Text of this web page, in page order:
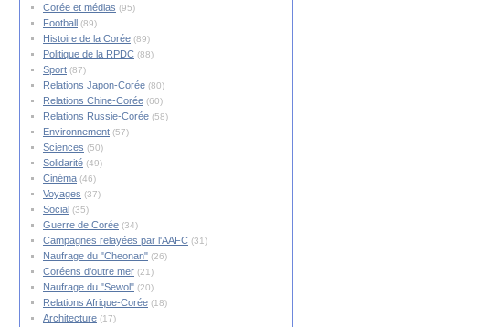
Corée et médias (95)
Football (89)
Histoire de la Corée (89)
Politique de la RPDC (88)
Sport (87)
Relations Japon-Corée (80)
Relations Chine-Corée (60)
Relations Russie-Corée (58)
Environnement (57)
Sciences (50)
Solidarité (49)
Cinéma (46)
Voyages (37)
Social (35)
Guerre de Corée (34)
Campagnes relayées par l'AAFC (31)
Naufrage du "Cheonan" (26)
Coréens d'outre mer (21)
Naufrage du "Sewol" (20)
Relations Afrique-Corée (18)
Architecture (17)